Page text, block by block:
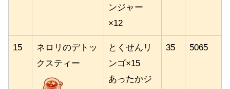
ンジャー
×12
15
ネロリのデトッ
クスティー
とくせんリ
ンゴ×15
あったかジ
35 5065